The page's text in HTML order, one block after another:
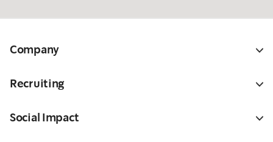
Company
Recruiting
Social Impact